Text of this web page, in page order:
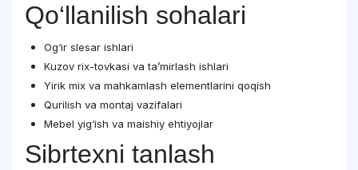
Qo‘llanilish sohalari
Og‘ir slesar ishlari
Kuzov rix-tovkasi va ta’mirlash ishlari
Yirik mix va mahkamlash elementlarini qoqish
Qurilish va montaj vazifalari
Mebel yig‘ish va maishiy ehtiyojlar
Sibrtexni tanlash